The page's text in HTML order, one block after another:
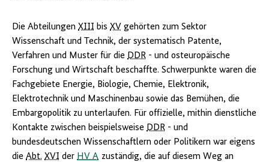
Die Abteilungen XIII bis XV gehörten zum Sektor
Wissenschaft und Technik, der systematisch Patente,
Verfahren und Muster für die DDR - und osteuropäische
Forschung und Wirtschaft beschaffte. Schwerpunkte waren die
Fachgebiete Energie, Biologie, Chemie, Elektronik,
Elektrotechnik und Maschinenbau sowie das Bemühen, die
Embargopolitik zu unterlaufen. Für offizielle, mithin dienstliche
Kontakte zwischen beispielsweise DDR - und
bundesdeutschen Wissenschaftlern oder Politikern war eigens
die Abt. XVI der HV A zuständig, die auf diesem Weg an